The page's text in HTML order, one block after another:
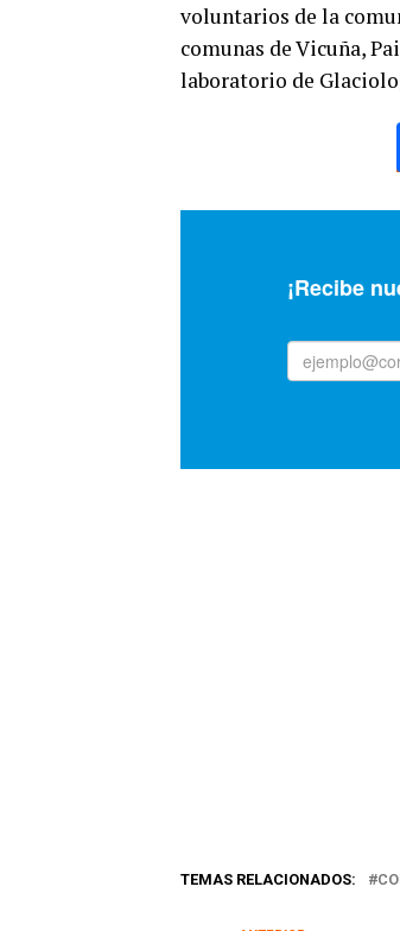
voluntarios de la
comunas de Vicuña,
laboratorio de
TEMAS RELACIONADOS: